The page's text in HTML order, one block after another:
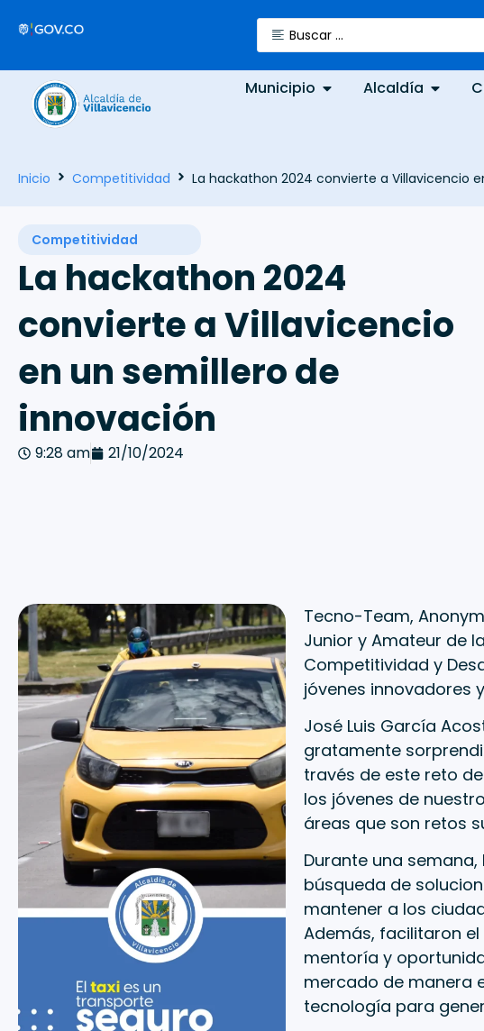
Municipio Alcaldía
Inicio Competitividad La hackathon 2024 convierte a Villavicencio
Competitividad
La hackathon 2024
convierte a Villavicencio
en un semillero de
innovación
9:28 am 21/10/2024
Tecno-Team,
Junior y Amateur de
Competitividad y
jóvenes innovadores
José Luis García
gratamente
través de este reto
los jóvenes de
áreas que son retos
Durante una
búsqueda de
mantener a los
Además, facilitaron
mentoría y
mercado de manera
tecnología para